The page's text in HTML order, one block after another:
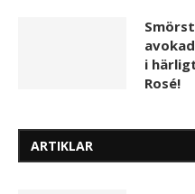
i
Rosé!
ARTIKLAR